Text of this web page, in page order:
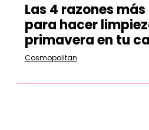
Las 4 razones
para hacer
primavera en tu
Cosmopolitan